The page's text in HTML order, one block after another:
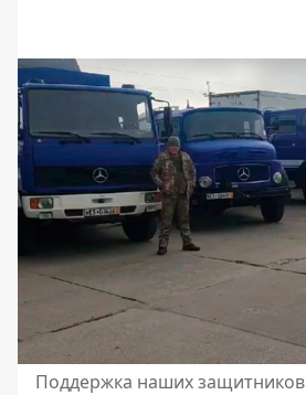
Поддержка наших защитников